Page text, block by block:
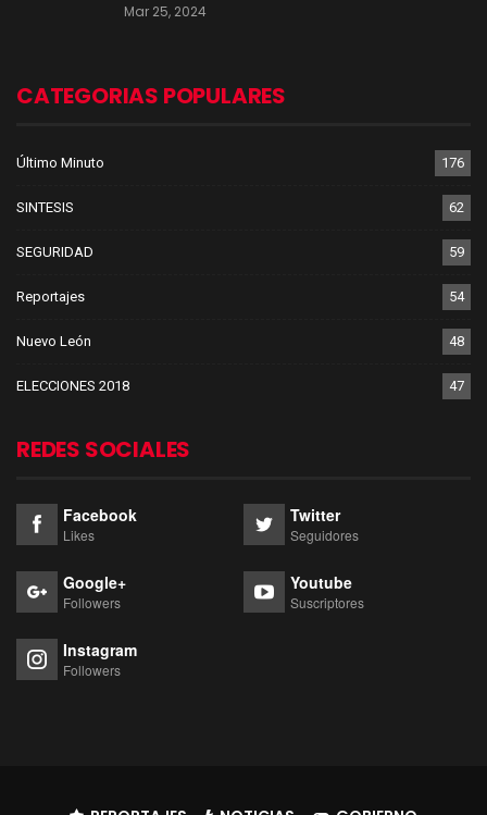
Mar 25, 2024
CATEGORIAS POPULARES
Último Minuto 176
SINTESIS 62
SEGURIDAD 59
Reportajes 54
Nuevo León 48
ELECCIONES 2018 47
REDES SOCIALES
Facebook
Likes
Twitter
Seguidores
Google+
Followers
Youtube
Suscriptores
Instagram
Followers